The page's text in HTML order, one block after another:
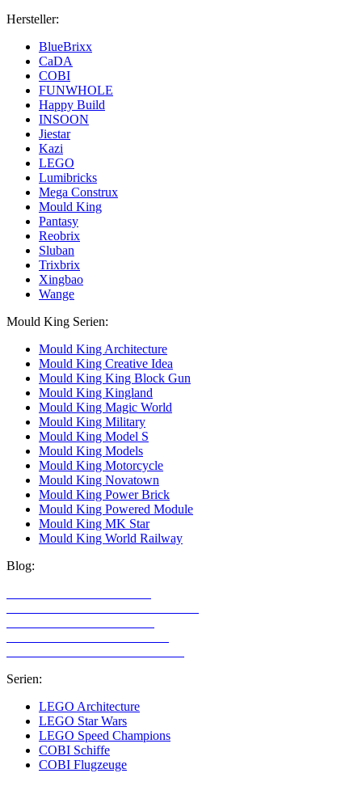
Hersteller:
BlueBrixx
CaDA
COBI
FUNWHOLE
Happy Build
INSOON
Jiestar
Kazi
LEGO
Lumibricks
Mega Construx
Mould King
Pantasy
Reobrix
Sluban
Trixbrix
Xingbao
Wange
Mould King Serien:
Mould King Architecture
Mould King Creative Idea
Mould King King Block Gun
Mould King Kingland
Mould King Magic World
Mould King Military
Mould King Model S
Mould King Models
Mould King Motorcycle
Mould King Novatown
Mould King Power Brick
Mould King Powered Module
Mould King MK Star
Mould King World Railway
Blog:
Serien:
LEGO Architecture
LEGO Star Wars
LEGO Speed Champions
COBI Schiffe
COBI Flugzeuge